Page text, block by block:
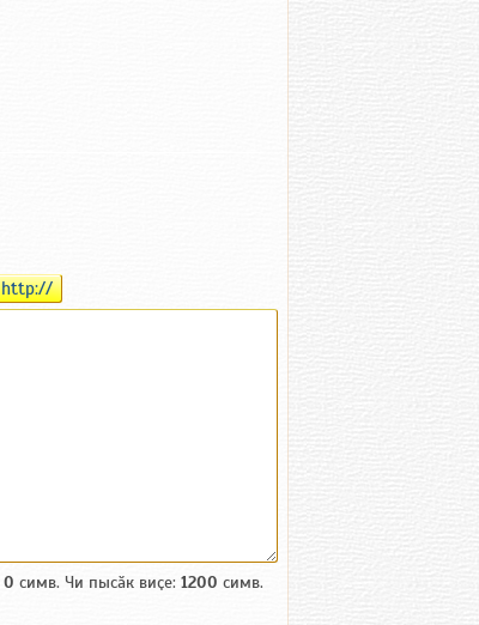
http://
0 симв. Чи пысӑк виҫе: 1200 симв.